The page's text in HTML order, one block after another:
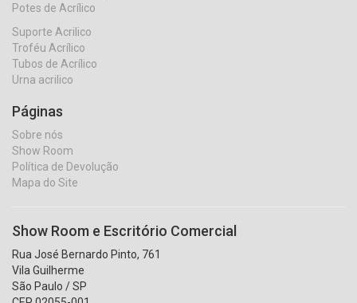
Potes de Acrílico
Suporte Acrilico
Troféu Acrílico
Tubos de Acrílico
Urna acrilico
Páginas
Sobre nós
Show Room
Política de Devolução
Mapa do Site
Show Room e Escritório Comercial
Rua José Bernardo Pinto, 761
Vila Guilherme
São Paulo / SP